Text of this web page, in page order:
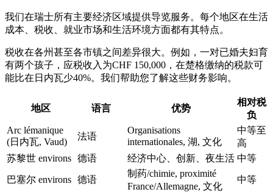
我们在瑞士所有主要经济区域提供导览服务。每个地区在生活
成本、税收、就业市场和生活环境方面都有其特点。
税收在各州甚至各市镇之间差异很大。例如，一对已婚夫妇育
有两个孩子，应税收入为CHF 150,000，在楚格缴纳的税款可
能比在日内瓦少40%。我们帮助您了解这些财务影响。
地区 语言 优势
相对税
负
Arc lémanique
(日内瓦, Vaud)
法语
Organisations
internationales, 湖, 文化
中等至
高
苏黎世 environs 德语 经济中心、创新、夜生活 中等
巴塞尔 environs 德语
制药/chimie, proximité
France/Allemagne, 文化
中等